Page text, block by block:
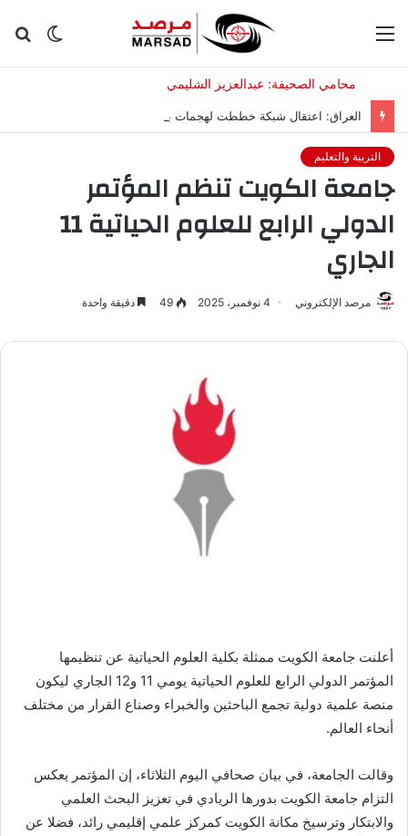
الوضع
التربية والتعليم
جامعة الكويت تنظم المؤتمر
الدولي الرابع للعلوم الحياتية 11
الجاري
مرصد الإلكتروني 4 نوفمبر، 2025 49 دقيقة واحدة
أعلنت جامعة الكويت ممثلة بكلية العلوم الحياتية عن تنظيمها
المؤتمر الدولي الرابع للعلوم الحياتية يومي 11 و12 الجاري ليكون
منصة علمية دولية تجمع الباحثين والخبراء وصناع القرار من مختلف
أنحاء العالم.
وقالت الجامعة، في بيان صحافي اليوم الثلاثاء، إن المؤتمر يعكس
التزام جامعة الكويت بدورها الريادي في تعزيز البحث العلمي
والابتكار وترسيخ مكانة الكويت كمركز علمي إقليمي رائد، فضلا عن